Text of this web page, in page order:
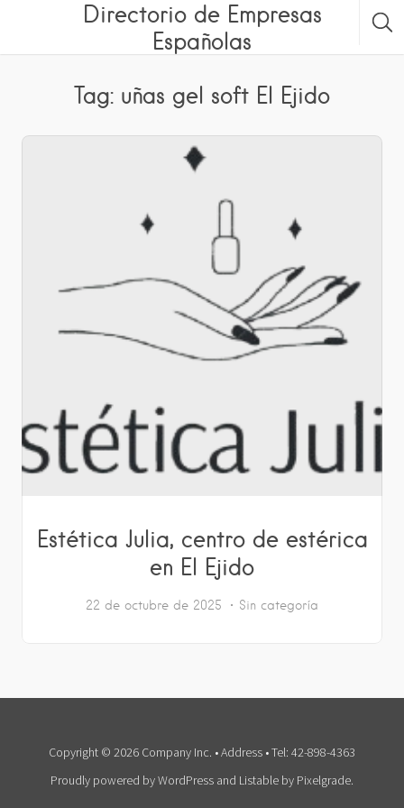
Directorio de Empresas
Españolas
Tag: uñas gel soft El Ejido
Estética Julia, centro de estérica
en El Ejido
22 de octubre de 2025 Sin categoría
Copyright © 2026 Company Inc. • Address • Tel: 42-898-4363
Proudly powered by WordPress and Listable by Pixelgrade.